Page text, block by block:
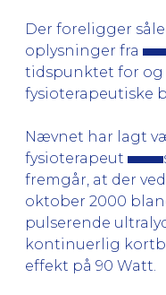
Der foreligger
oplysninger fra
tidspunktet for
fysioterapeutiske
Nævnet har lagt
fysioterapeut
fremgår, at der
oktober 2000
pulserende
kontinuerlig
effekt på 90 Watt.